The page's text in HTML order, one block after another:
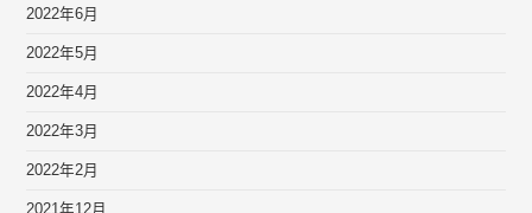
2022年6月
2022年5月
2022年4月
2022年3月
2022年2月
2021年12月